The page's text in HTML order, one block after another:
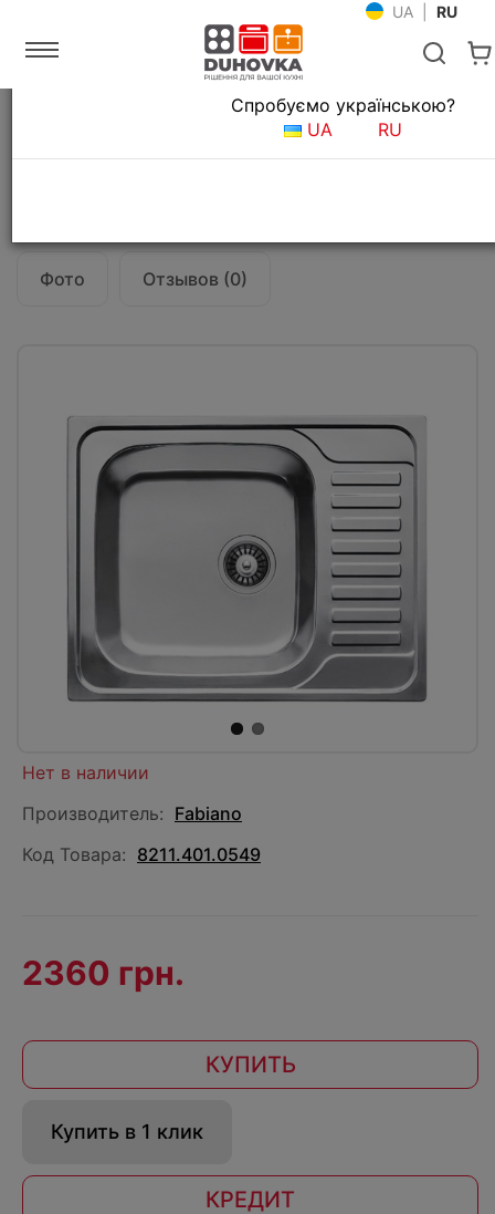
UA RU
Мойки и смесители Кухонные мойки
Кухонная мойка Fabiano 65x50 Satin
Фото Отзывов (0)
Язык магазина
Спробуємо українською?
UA
RU
Нет в наличии
Производитель: Fabiano
Код Товара: 8211.401.0549
2360 грн.
КУПИТЬ
Купить в 1 клик
КРЕДИТ